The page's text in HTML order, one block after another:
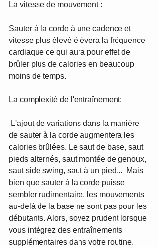
La vitesse de mouvement :
Sauter à la corde à une cadence et
vitesse plus élevé élèvera la fréquence
cardiaque ce qui aura pour effet de
brûler plus de calories en beaucoup
moins de temps.
La complexité de l'entraînement:
de sauter à la corde augmentera les
calories brûlées. Le saut de base, saut
pieds alternés, saut montée de genoux,
saut side swing, saut à un pied...  Mais
bien que sauter à la corde puisse
sembler rudimentaire, les mouvements
au-delà de la base ne sont pas pour les
débutants. Alors, soyez prudent lorsque
vous intégrez des entraînements
supplémentaires dans votre routine.